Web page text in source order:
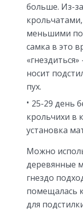
больше. Из-
меньшими
самка в это
носит
пух.
25-29 день
крольчихи в
установка
Можно
деревянные
гнездо
помещалась
для